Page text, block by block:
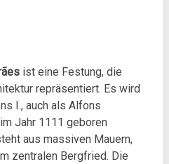
ist eine Festung, die
repräsentiert. Es wird
I., auch als Alfons
Jahr 1111 geboren
aus massiven Mauern,
zentralen Bergfried. Die